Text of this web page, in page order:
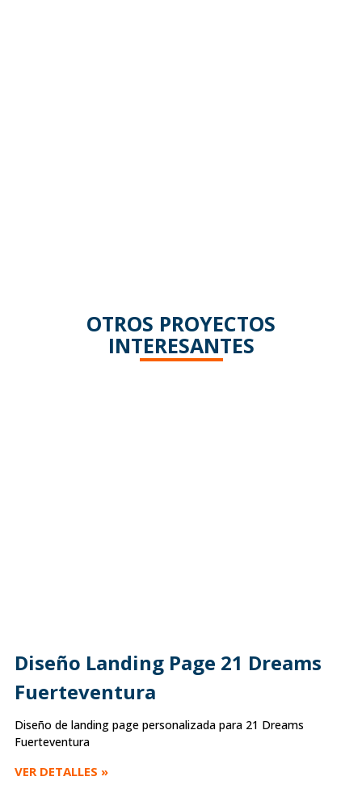
OTROS PROYECTOS
INTERESANTES
Diseño Landing Page 21 Dreams
Fuerteventura
Diseño de landing page personalizada para 21 Dreams
Fuerteventura
VER DETALLES »